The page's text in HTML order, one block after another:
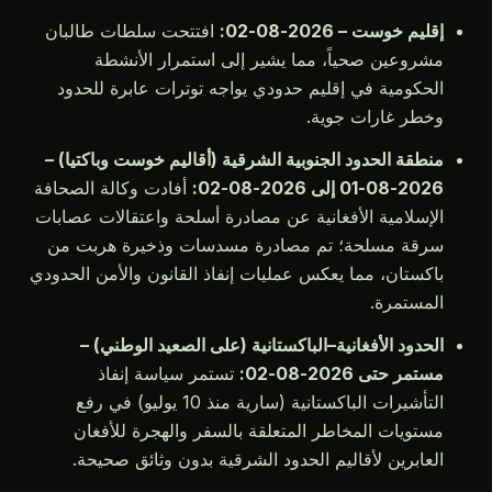
خوست – 2026-08-02:
افتتحت سلطات طالبان
صحياً، مما يشير إلى استمرار الأنشطة
في إقليم حدودي يواجه توترات عابرة للحدود
غارات جوية.
الحدود الجنوبية الشرقية (أقاليم خوست وباكتيا) –
أفادت وكالة الصحافة
الأفغانية عن مصادرة أسلحة واعتقالات عصابات
مسلحة؛ تم مصادرة مسدسات وذخيرة هربت من
مما يعكس عمليات إنفاذ القانون والأمن الحدودي
الأفغانية–الباكستانية (على الصعيد الوطني) –
حتى 2026-08-02:
تستمر سياسة إنفاذ
التأشيرات الباكستانية (سارية منذ 10 يوليو) في رفع
المخاطر المتعلقة بالسفر والهجرة للأفغان
لأقاليم الحدود الشرقية بدون وثائق صحيحة.